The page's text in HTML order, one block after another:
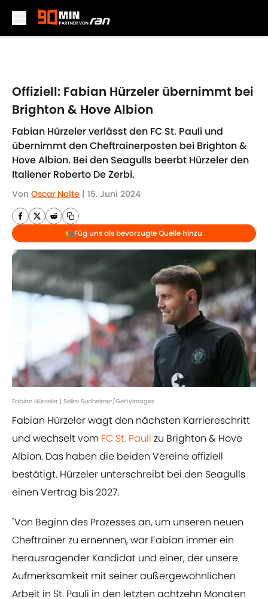
Offiziell: Fabian Hürzeler übernimmt bei
Brighton & Hove Albion
Fabian Hürzeler verlässt den FC St. Pauli und
übernimmt den Cheftrainerposten bei Brighton &
Hove Albion. Bei den Seagulls beerbt Hürzeler den
Italiener Roberto De Zerbi.
Von Oscar Nolte | 15. Juni 2024
Füg uns als bevorzugte Quelle hinzu
Fabian Hürzeler | Selim Sudheimer/GettyImages
Fabian Hürzeler wagt den nächsten Karriereschritt
und wechselt vom FC St. Pauli zu Brighton & Hove
Albion. Das haben die beiden Vereine offiziell
bestätigt. Hürzeler unterschreibt bei den Seagulls
einen Vertrag bis 2027.
"Von Beginn des Prozesses an, um unseren neuen
Cheftrainer zu ernennen, war Fabian immer ein
herausragender Kandidat und einer, der unsere
Aufmerksamkeit mit seiner außergewöhnlichen
Arbeit in St. Pauli in den letzten achtzehn Monaten